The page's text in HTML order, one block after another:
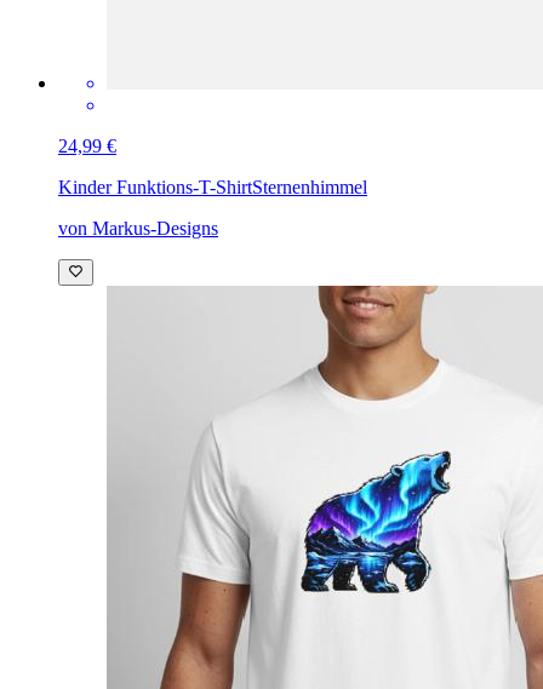
24,99 €
Kinder Funktions-T-ShirtSternenhimmel
von Markus-Designs